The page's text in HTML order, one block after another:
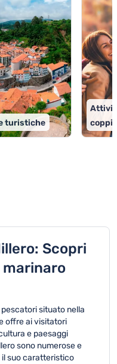
turistiche
Scopri
situato nella
offre ai visitatori
e paesaggi
sono numerose e
suo caratteristico